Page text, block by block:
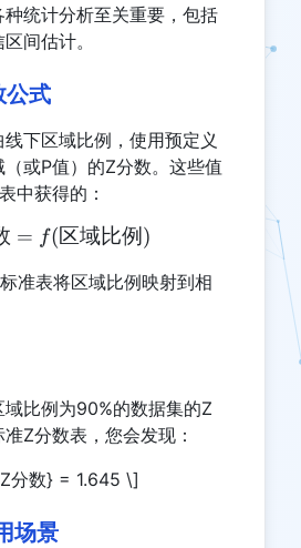
统计分析至关重要，包括
间估计。
公式
下区域比例，使用预定义
或P值）的Z分数。这些值
中获得的：
\text{Z分数} = f(\text{区
= f( 区域比例 )
准表将区域比例映射到相
比例为90%的数据集的Z
Z分数表，您会发现：
分数} = 1.645 \]
场景